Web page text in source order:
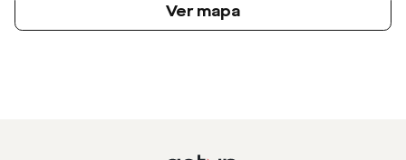
Ver mapa